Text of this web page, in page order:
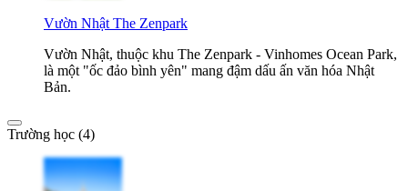
Vườn Nhật The Zenpark
Vườn Nhật, thuộc khu The Zenpark - Vinhomes Ocean Park,
là một "ốc đảo bình yên" mang đậm dấu ấn văn hóa Nhật
Bản.
Trường học (4)